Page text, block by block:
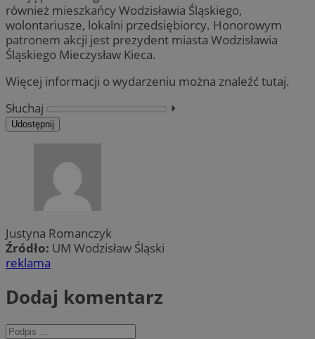
również mieszkańcy Wodzisławia Śląskiego,
wolontariusze, lokalni przedsiębiorcy. Honorowym
patronem akcji jest prezydent miasta Wodzisławia
Śląskiego Mieczysław Kieca.
Więcej informacji o wydarzeniu można znaleźć tutaj.
Słuchaj
⏵︎
Udostępnij
Justyna Romanczyk
Źródło: UM Wodzisław Śląski
reklama
Dodaj komentarz